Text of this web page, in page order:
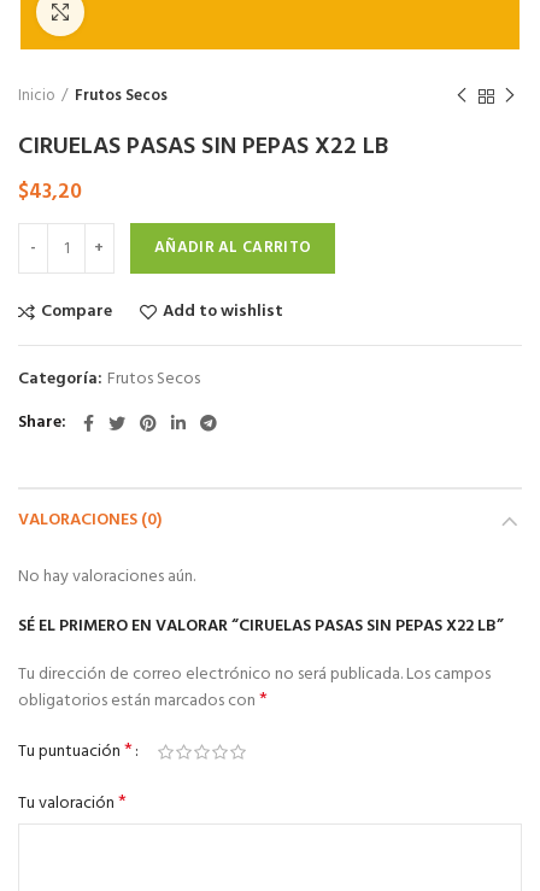
Inicio Frutos Secos
CIRUELAS PASAS SIN PEPAS X22 LB
$43,20
AÑADIR AL CARRITO
Compare Add to wishlist
Categoría: Frutos Secos
Share
VALORACIONES (0)
No hay valoraciones aún.
SÉ EL PRIMERO EN VALORAR “CIRUELAS PASAS SIN PEPAS X22 LB”
Tu dirección de correo electrónico no será publicada.Los campos
obligatorios están marcados con*
Tu puntuación*
Tu valoración*